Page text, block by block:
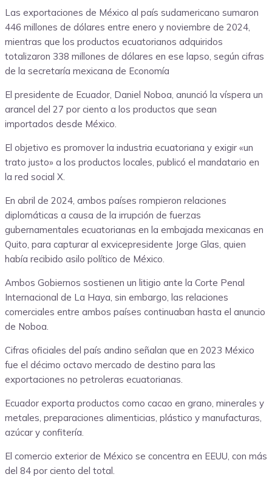
Las exportaciones de México al país sudamericano sumaron
446 millones de dólares entre enero y noviembre de 2024,
mientras que los productos ecuatorianos adquiridos
totalizaron 338 millones de dólares en ese lapso, según cifras
de la secretaría mexicana de Economía
El presidente de Ecuador, Daniel Noboa, anunció la víspera un
arancel del 27 por ciento a los productos que sean
importados desde México.
El objetivo es promover la industria ecuatoriana y exigir «un
trato justo» a los productos locales, publicó el mandatario en
la red social X.
En abril de 2024, ambos países rompieron relaciones
diplomáticas a causa de la irrupción de fuerzas
gubernamentales ecuatorianas en la embajada mexicanas en
Quito, para capturar al exvicepresidente Jorge Glas, quien
había recibido asilo político de México.
Ambos Gobiernos sostienen un litigio ante la Corte Penal
Internacional de La Haya, sin embargo, las relaciones
comerciales entre ambos países continuaban hasta el anuncio
de Noboa.
Cifras oficiales del país andino señalan que en 2023 México
fue el décimo octavo mercado de destino para las
exportaciones no petroleras ecuatorianas.
Ecuador exporta productos como cacao en grano, minerales y
metales, preparaciones alimenticias, plástico y manufacturas,
azúcar y confitería.
El comercio exterior de México se concentra en EEUU, con más
del 84 por ciento del total.